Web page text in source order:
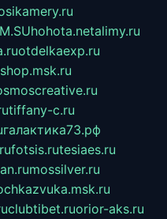
hohota.netalimy.ru
otdelkaexp.ru
tiffany-c.ru
галактика73.рф
fotsis.rutesiaes.ru
mossilver.ru
clubtibet.ruorior-aks.ru